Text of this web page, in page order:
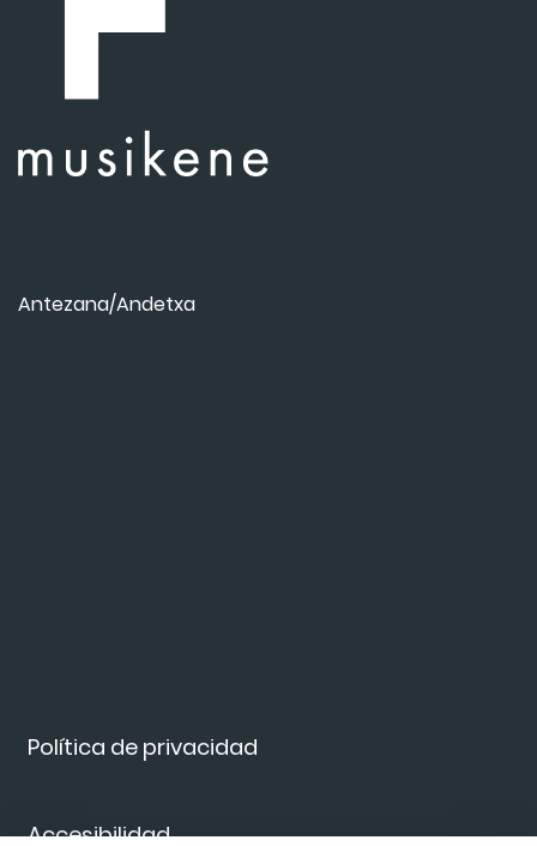
Política de privacidad
Accesibilidad
Antezana/Andetxa